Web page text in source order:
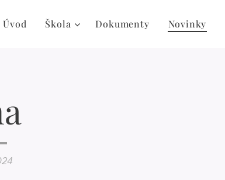
Úvod Škola Dokumenty Novinky